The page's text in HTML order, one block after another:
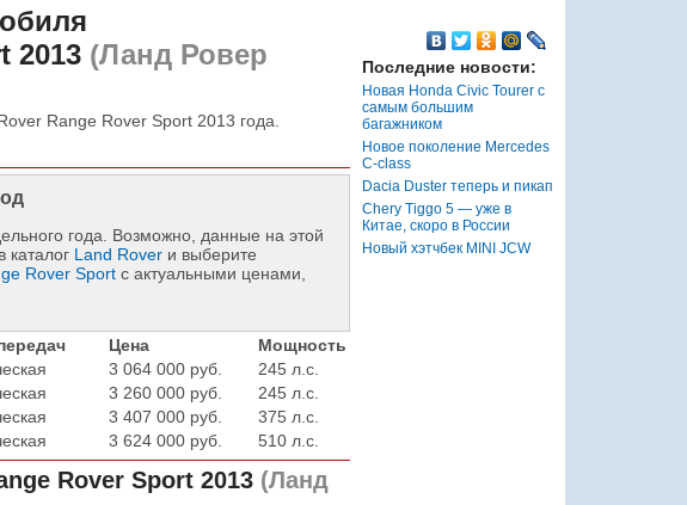
2013(Ланд Ровер
Range Rover Sport 2013 года.
года. Возможно, данные на этой
каталог Land Roverи выберите
Rover Sportс актуальными ценами,
Цена
Мощность
3 064 000 руб.
245 л.с.
3 260 000 руб.
245 л.с.
3 407 000 руб.
375 л.с.
3 624 000 руб. 510 л.с.
Rover Sport 2013(Ланд
Последние новости:
Новая Honda Civic Tourer с
самым большим
багажником
Новое поколение Mercedes
C-class
Dacia Duster теперь и пикап
Chery Tiggo 5 — уже в
Китае, скоро в России
Новый хэтчбек MINI JCW